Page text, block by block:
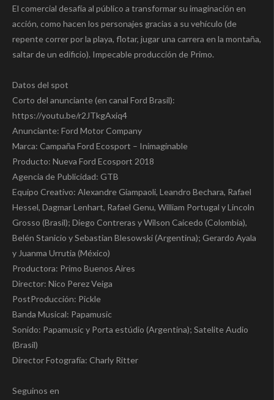
El comercial desafía al público a transformar su imaginación en
acción, como hacen los personajes gracias a su vehículo (de
repente correr por la playa, flotar, jugar una carrera en la montaña,
saltar de un edificio). Impecable producción de Primo.
Datos del spot
Corto del anunciante (en canal Ford Brasil):
https://youtu.be/r2JTkgAxiq4
Anunciante: Ford Motor Company
Marca: Campaña Ford Ecosport – Inimaginable
Producto: Nueva Ford Ecosport 2018
Agencia de Publicidad: GTB
Equipo Creativo: Alexandre Giampaoli, Leandro Bechara, Rafael
Hessel, Dagmar Lenhart, Rafael Genu, William Portugal y Lincoln
Grosso (Brasil); Diego Contreras y Wilson Caicedo (Colombia),
Belén Stanicio y Sebastian Blesowski (Argentina); Gerardo Ayala
y Juanma Urrutia (México)
Productora: Primo Buenos Aires
Director: Nico Perez Veiga
PostProducción: Pickle
Banda Musical: Papamusic
Sonido: Papamusic y Porta estúdio (Argentina); Satelite Audio
(Brasil)
Director Fotografía: Charly Ritter
Seguinos en